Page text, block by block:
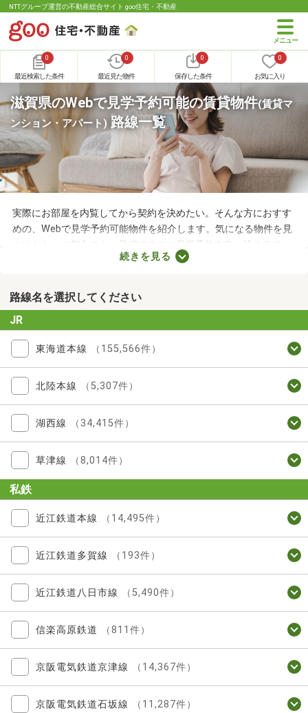
NTTグループ運営の不動産総合サイト goo住宅・不動産
0
最近検索した条件
0
最近見た物件
0
保存した条件
0
お気に入り
滋賀県のWebで見学予約可能の賃貸物件(賃貸マ
ンション・アパート) 路線一覧
実際にお部屋を内覧してから契約を決めたい。そんな方におすす
めの、Webで見学予約可能物件を紹介します。気になる物件を見
つけたら、ご都合のよい日程ですぐに見学予約を申し込めるの
で、お部屋探しもスムーズに進みますよ。複数のお部屋を実際に
続きを見る
路線名を選択してください
JR
東海道本線 （155,566件）
北陸本線 （5,307件）
湖西線 （34,415件）
草津線 （8,014件）
私鉄
近江鉄道本線 （14,495件）
近江鉄道多賀線 （193件）
近江鉄道八日市線 （5,490件）
信楽高原鉄道 （811件）
京阪電気鉄道京津線 （14,367件）
京阪電気鉄道石坂線 （11,287件）